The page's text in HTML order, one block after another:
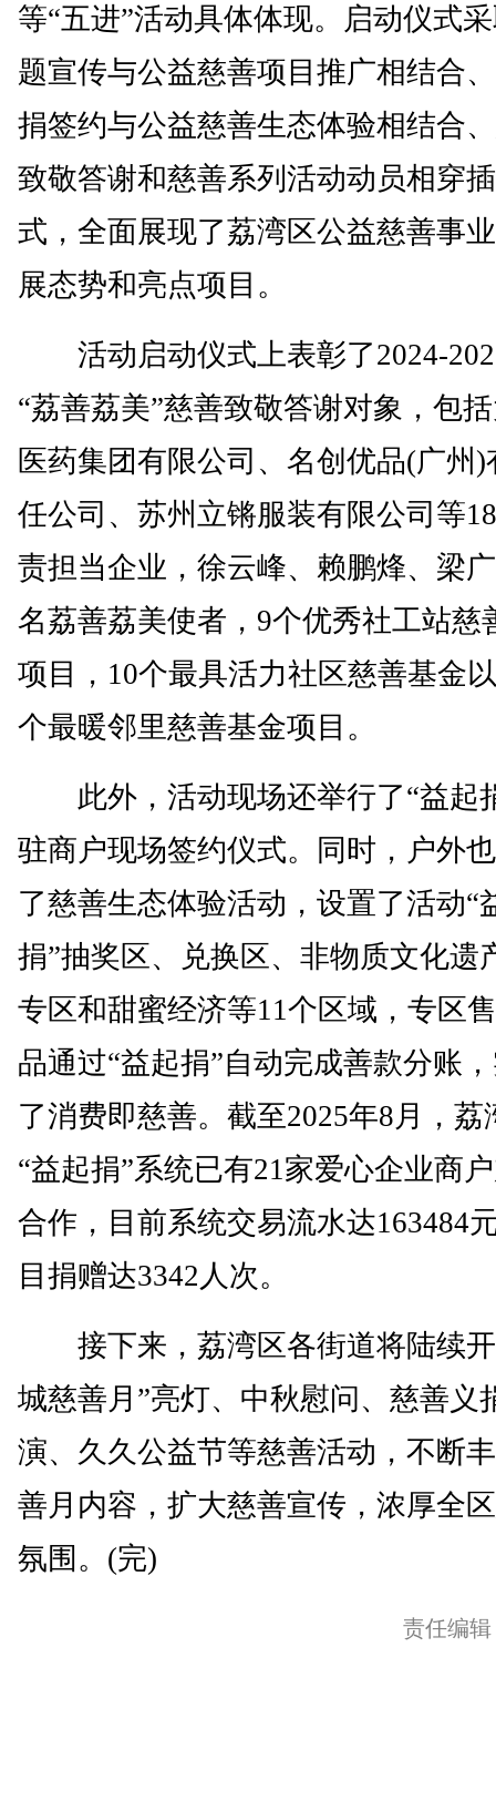
等“五进”活动具体体现。启动仪式
题宣传与公益慈善项目推广相结合
捐签约与公益慈善生态体验相结合
致敬答谢和慈善系列活动动员相穿
式，全面展现了荔湾区公益慈善事
展态势和亮点项目。
活动启动仪式上表彰了2024-
“荔善荔美”慈善致敬答谢对象，包
医药集团有限公司、名创优品(广州)
任公司、苏州立锵服装有限公司等
责担当企业，徐云峰、赖鹏烽、梁
名荔善荔美使者，9个优秀社工站慈
项目，10个最具活力社区慈善基金
个最暖邻里慈善基金项目。
此外，活动现场还举行了“益起
驻商户现场签约仪式。同时，户外
了慈善生态体验活动，设置了活动“
捐”抽奖区、兑换区、非物质文化遗
专区和甜蜜经济等11个区域，专区
品通过“益起捐”自动完成善款分账
了消费即慈善。截至2025年8月，荔
“益起捐”系统已有21家爱心企业商
合作，目前系统交易流水达163484
目捐赠达3342人次。
接下来，荔湾区各街道将陆续开
城慈善月”亮灯、中秋慰问、慈善义
演、久久公益节等慈善活动，不断
善月内容，扩大慈善宣传，浓厚全
氛围。(完)
责任编